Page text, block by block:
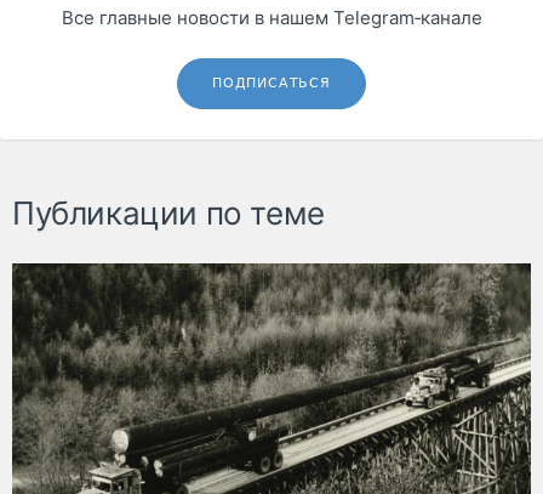
Все главные новости в нашем Telegram‑канале
ПОДПИСАТЬСЯ
Публикации по теме